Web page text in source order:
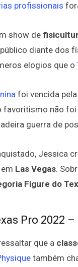
profissionais
show de
diante dos
elogios que o
foi vencida
favoritismo não
guerra de
Jessica
Las Vegas.
Figure do
Pro 2022
que a
também